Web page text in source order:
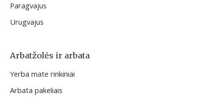
Paragvajus
Urugvajus
Arbatžolės ir arbata
Yerba mate rinkiniai
Arbata pakeliais